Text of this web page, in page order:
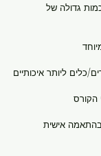
גדולה של
כלים ליותר איכותיים
הקורס
אישית